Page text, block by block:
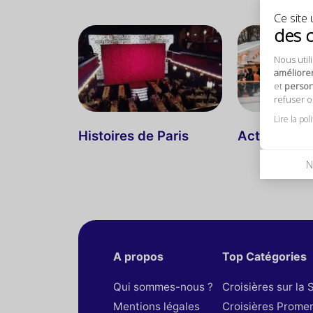
Ce site
des
Nous
et
refuser
Lire la
Histoires de Paris Actualités
A propos
Qui sommes-nous ?
Mentions légales
Top Catégories
Croisières sur la
Croisières